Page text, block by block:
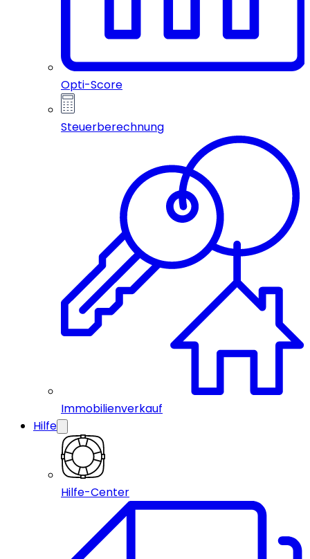
Opti-Score
Steuerberechnung
Immobilienverkauf
Hilfe
Hilfe-Center